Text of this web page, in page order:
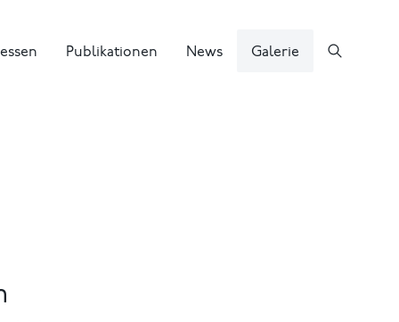
Publikationen News Galerie